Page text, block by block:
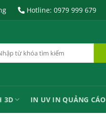
Hotline: 0979 999 679
3D IN UV IN QUẢNG CÁO